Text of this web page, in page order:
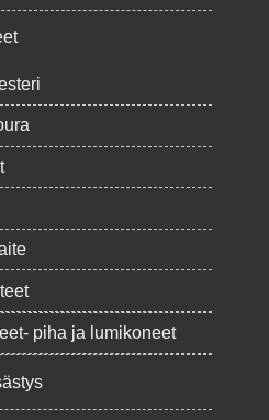
piha ja lumikoneet